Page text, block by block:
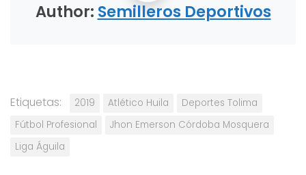
Author: Semilleros Deportivos
Etiquetas: 2019 Atlético Huila
Deportes Tolima
Fútbol Profesional
Jhon Emerson Córdoba Mosquera
Liga Águila